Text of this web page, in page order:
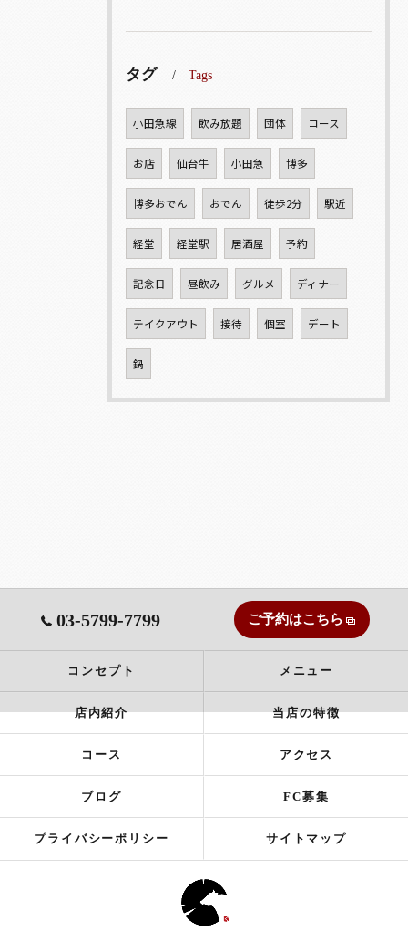
タグ Tags
小田急線 飲み放題 団体 コース
お店 仙台牛 小田急 博多
博多おでん おでん 徒歩2分 駅近
経堂 経堂駅 居酒屋 予約
記念日 昼飲み グルメ ディナー
テイクアウト 接待 個室 デート
鍋
03-5799-7799 ご予約はこちら
コンセプト メニュー
店内紹介 当店の特徴
コース アクセス
ブログ FC募集
プライバシーポリシー サイトマップ